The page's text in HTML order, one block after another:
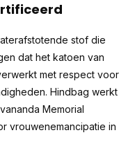
stof die
dat het katoen van
met respect voor
Hindbag werkt
Memorial
vrouwenemancipatie in